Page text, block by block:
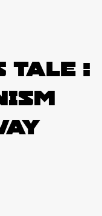
Tale :